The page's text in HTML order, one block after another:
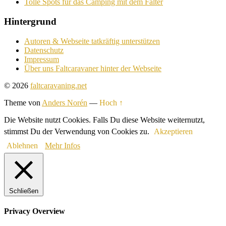
Tolle Spots für das Camping mit dem Falter
Hintergrund
Autoren & Webseite tatkräftig unterstützen
Datenschutz
Impressum
Über uns Faltcaravaner hinter der Webseite
© 2026 faltcaravaning.net
Theme von Anders Norén — Hoch ↑
Die Website nutzt Cookies. Falls Du diese Website weiternutzt,
stimmst Du der Verwendung von Cookies zu.
Akzeptieren
Ablehnen
Mehr Infos
Schließen
Privacy Overview